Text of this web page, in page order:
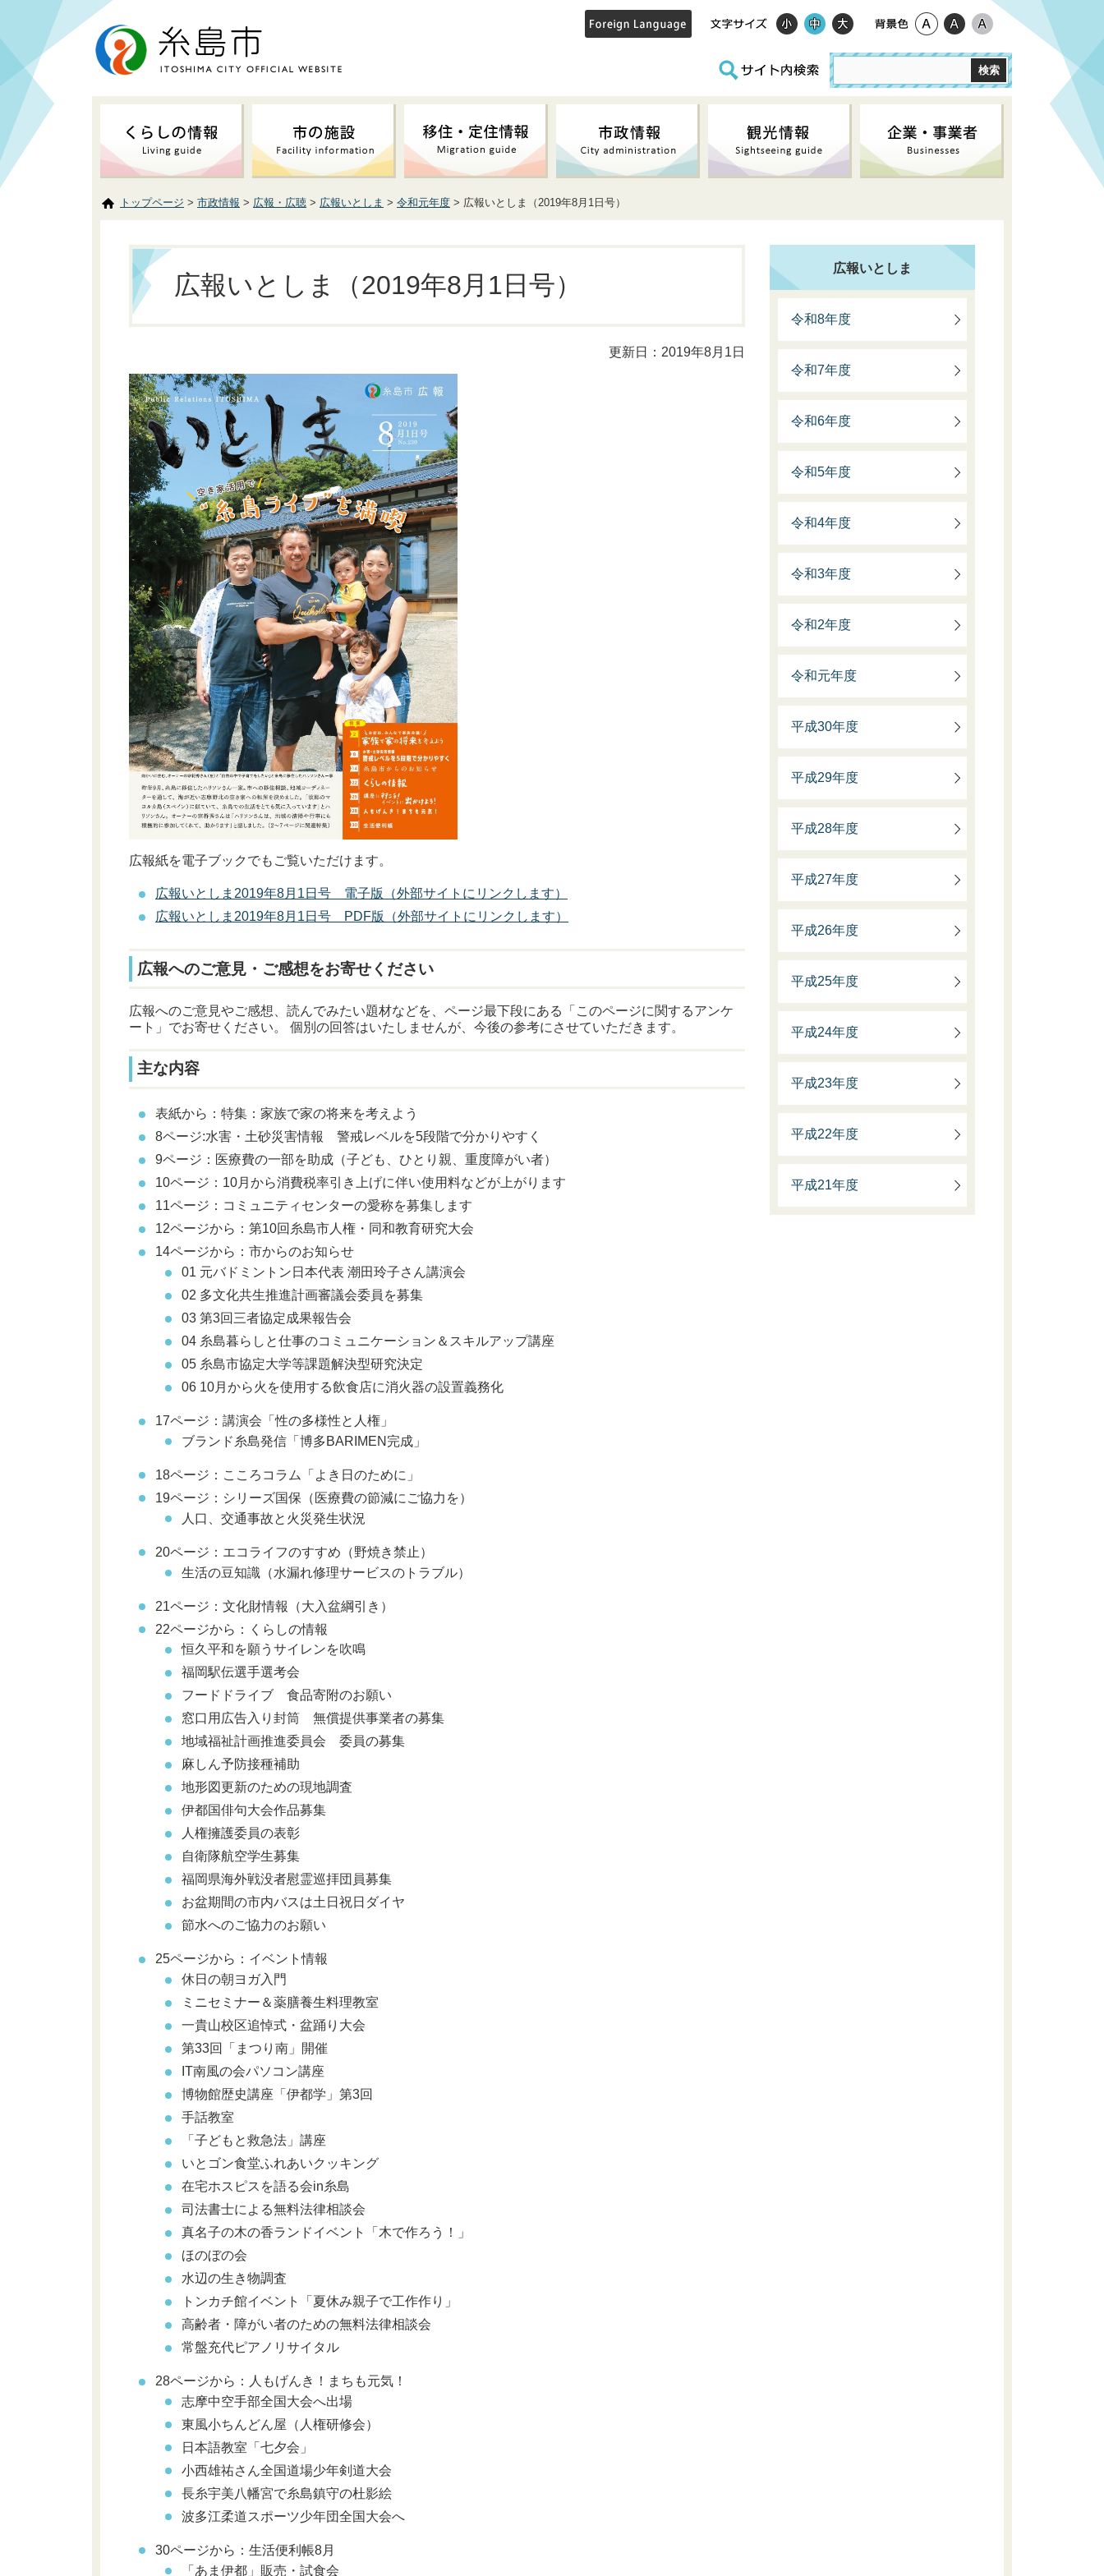
トップページ > 市政情報 > 広報・広聴 > 広報いとしま > 令和元年度 > 広報いとしま（2019年8月1日号）
広報いとしま（2019年8月1日号）
更新日：2019年8月1日
広報紙を電子ブックでもご覧いただけます。
広報いとしま2019年8月1日号 電子版（外部サイトにリンクします）
広報いとしま2019年8月1日号 PDF版（外部サイトにリンクします）
広報へのご意見・ご感想をお寄せください
広報へのご意見やご感想、読んでみたい題材などを、ページ最下段にある「このページに関するアンケ
ート」でお寄せください。 個別の回答はいたしませんが、今後の参考にさせていただきます。
主な内容
表紙から：特集：家族で家の将来を考えよう
8ページ:水害・土砂災害情報 警戒レベルを5段階で分かりやすく
9ページ：医療費の一部を助成（子ども、ひとり親、重度障がい者）
10ページ：10月から消費税率引き上げに伴い使用料などが上がります
11ページ：コミュニティセンターの愛称を募集します
12ページから：第10回糸島市人権・同和教育研究大会
14ページから：市からのお知らせ
01 元バドミントン日本代表 潮田玲子さん講演会
02 多文化共生推進計画審議会委員を募集
03 第3回三者協定成果報告会
04 糸島暮らしと仕事のコミュニケーション＆スキルアップ講座
05 糸島市協定大学等課題解決型研究決定
06 10月から火を使用する飲食店に消火器の設置義務化
17ページ：講演会「性の多様性と人権」
ブランド糸島発信「博多BARIMEN完成」
18ページ：こころコラム「よき日のために」
19ページ：シリーズ国保（医療費の節減にご協力を）
人口、交通事故と火災発生状況
20ページ：エコライフのすすめ（野焼き禁止）
生活の豆知識（水漏れ修理サービスのトラブル）
21ページ：文化財情報（大入盆綱引き）
22ページから：くらしの情報
恒久平和を願うサイレンを吹鳴
福岡駅伝選手選考会
フードドライブ 食品寄附のお願い
窓口用広告入り封筒 無償提供事業者の募集
地域福祉計画推進委員会 委員の募集
麻しん予防接種補助
地形図更新のための現地調査
伊都国俳句大会作品募集
人権擁護委員の表彰
自衛隊航空学生募集
福岡県海外戦没者慰霊巡拝団員募集
お盆期間の市内バスは土日祝日ダイヤ
節水へのご協力のお願い
25ページから：イベント情報
休日の朝ヨガ入門
ミニセミナー＆薬膳養生料理教室
一貴山校区追悼式・盆踊り大会
第33回「まつり南」開催
IT南風の会パソコン講座
博物館歴史講座「伊都学」第3回
手話教室
「子どもと救急法」講座
いとゴン食堂ふれあいクッキング
在宅ホスピスを語る会in糸島
司法書士による無料法律相談会
真名子の木の香ランドイベント「木で作ろう！」
ほのぼの会
水辺の生き物調査
トンカチ館イベント「夏休み親子で工作作り」
高齢者・障がい者のための無料法律相談会
常盤充代ピアノリサイタル
28ページから：人もげんき！まちも元気！
志摩中空手部全国大会へ出場
東風小ちんどん屋（人権研修会）
日本語教室「七夕会」
小西雄祐さん全国道場少年剣道大会
長糸宇美八幡宮で糸島鎮守の杜影絵
波多江柔道スポーツ少年団全国大会へ
30ページから：生活便利帳8月
「あま伊都」販売・試食会
広報いとしま
令和8年度
令和7年度
令和6年度
令和5年度
令和4年度
令和3年度
令和2年度
令和元年度
平成30年度
平成29年度
平成28年度
平成27年度
平成26年度
平成25年度
平成24年度
平成23年度
平成22年度
平成21年度